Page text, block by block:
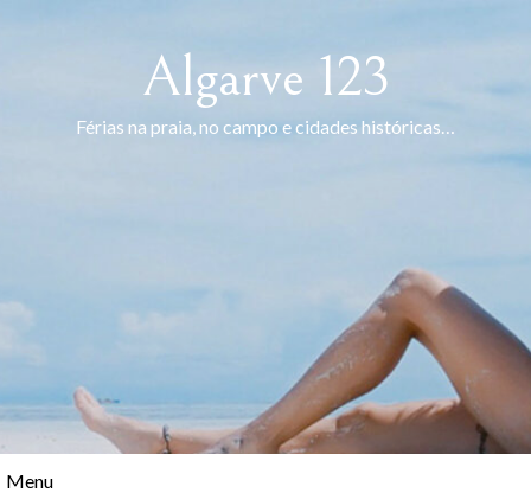
Algarve 123
Férias na praia, no campo e cidades históricas…
Menu